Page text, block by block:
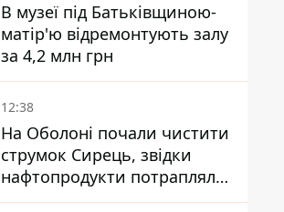
В музеї під Батьківщиною-
матір'ю відремонтують залу
за 4,2 млн грн
12:38
На Оболоні почали чистити
струмок Сирець, звідки
нафтопродукти потрапляли
до озер